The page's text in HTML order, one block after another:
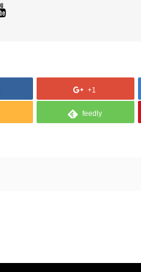
+1
feedly